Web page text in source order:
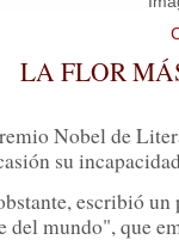
LA FLOR
Nobel de
su
escribió
del mundo", que